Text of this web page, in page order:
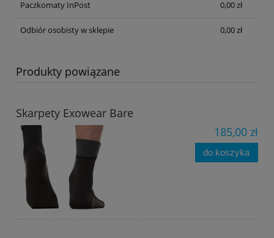
Paczkomaty InPost 0,00 zł
Odbiór osobisty w sklepie 0,00 zł
Produkty powiązane
Skarpety Exowear Bare
185,00 zł
do koszyka